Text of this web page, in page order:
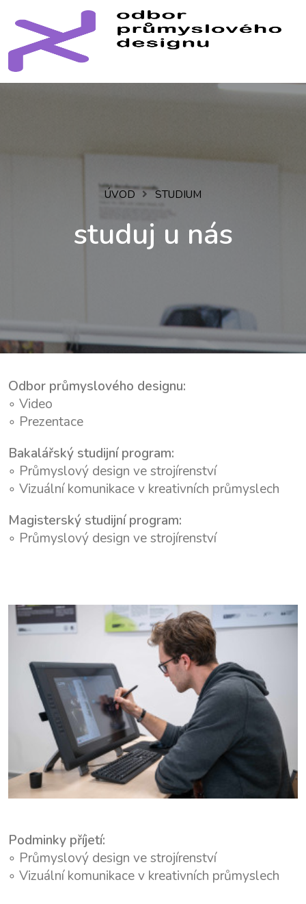
ÚVOD STUDIUM
studuj u nás
Odbor průmyslového designu:
◦ Video
◦ Prezentace
Bakalářský studijní program:
◦ Průmyslový design ve strojírenství
◦ Vizuální komunikace v kreativních průmyslech
Magisterský studijní program:
◦ Průmyslový design ve strojírenství
Podminky příjetí:
◦ Průmyslový design ve strojírenství
◦ Vizuální komunikace v kreativních průmyslech